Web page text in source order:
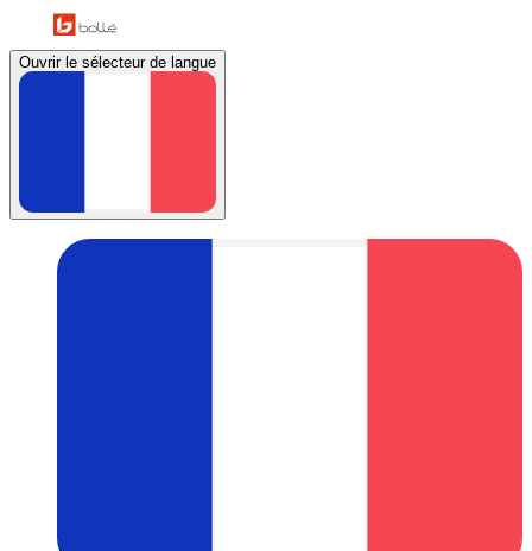
Ouvrir le sélecteur de langue